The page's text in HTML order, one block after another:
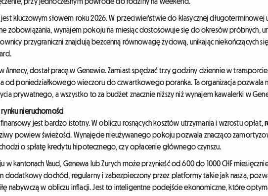
jest kluczowym słowem roku 2026. W przeciwieństwie do klasycznej długoterminowej
zobowiązania, wynajem pokoju na miesiąc dostosowuje się do okresów próbnych,
przygraniczni znajdują bezcenną równowagę życiową, unikając niekończących
Annecy, dostał pracę w Genewie. Zamiast spędzać trzy godziny dziennie w
od poniedziałkowego wieczoru do czwartkowego poranka. Ta organizacja pozwala
prywatnego, a wszystko to za budżet znacznie niższy niż wynajem kawalerki w
nieruchomości
jest bardzo istotny. W obliczu rosnących kosztów utrzymania i wzrostu opłat,
powiew świeżości. Wynajęcie nieużywanego pokoju pozwala znacząco
o spłatę kredytu hipotecznego, czy opłacenie głównego czynszu.
kantonach Vaud, Genewa lub Zurych może przynieść od 600 do 1000 CHF
dodatkowy dochód, regularny i zabezpieczony przez platformy takie jak nasza,
nabywczą w obliczu inflacji. Jest to inteligentne podejście ekonomiczne, które